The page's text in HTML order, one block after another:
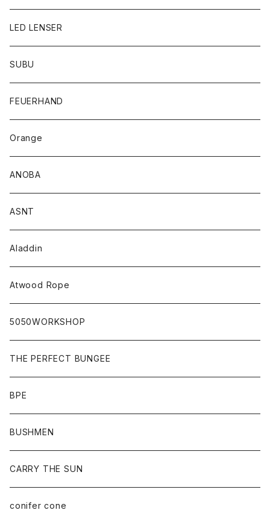
LED LENSER
SUBU
FEUERHAND
Orange
ANOBA
ASNT
Aladdin
Atwood Rope
5050WORKSHOP
THE PERFECT BUNGEE
BPE
BUSHMEN
CARRY THE SUN
conifer cone